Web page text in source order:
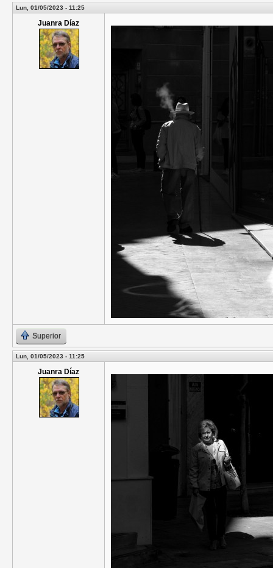
Lun, 01/05/2023 - 11:25
Juanra Díaz
Superior
Lun, 01/05/2023 - 11:25
Juanra Díaz